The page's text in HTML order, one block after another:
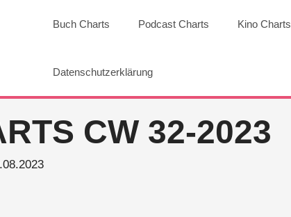
Buch Charts Podcast Charts Kino Charts
Datenschutzerklärung
CW 32-2023